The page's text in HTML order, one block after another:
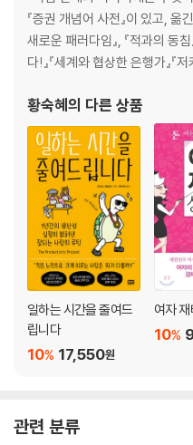
국가 채무 조정은 어떻게 하나
흔들리는 피아트 머니
유동성 함정에 빠진 선진국 경제
경기 부양책에서 엿보이는 폰지식
비전통적 통화정책 드라마의 결말
C h a p t e rㆍ4 포스트 위기 시
사라진 보호망, 어디에도 안전지
무너진 인구 피라미드, 경제의 밑
실패한 정책, 끝나지 않은 고통
유로존 출범, 처음부터 실수였나
국경을 넘는 불행, 위기의 끝은 어
현 위기의 주범은 펀더멘털보다 심
뉴노멀 시대, 기대해서는 안 될 네
지구촌 양대 시장에 불어 닥친 찬바
『증권 개념어 사전』이 있고, 옮
새로운 패러다임』, 『적과의 동
다!』『세계와 협상한 은행가』『
황숙혜의 다른 상품
일하는 시간을 줄여드
립니다
17,550원
10%
여자
10%
관련 분류